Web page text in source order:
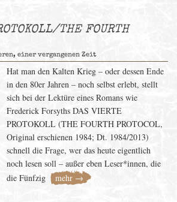
THE FOURTH
einer vergangenen Zeit
Hat man den Kalten Krieg – oder dessen Ende
in den 80er Jahren – noch selbst erlebt, stellt
sich bei der Lektüre eines Romans wie
Frederick Forsyths DAS VIERTE
PROTOKOLL (THE FOURTH PROTOCOL,
Original erschienen 1984; Dt. 1984/2013)
schnell die Frage, wer das heute eigentlich
noch lesen soll – außer eben Leser*innen, die
die Fünfzig
mehr →